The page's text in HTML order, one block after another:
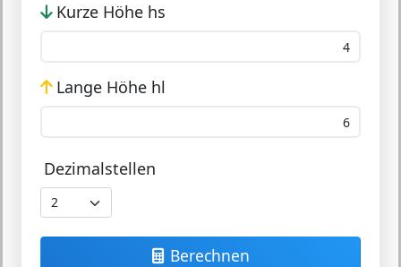
Kurze Höhe hs
Lange Höhe hl
Dezimalstellen
Berechnen